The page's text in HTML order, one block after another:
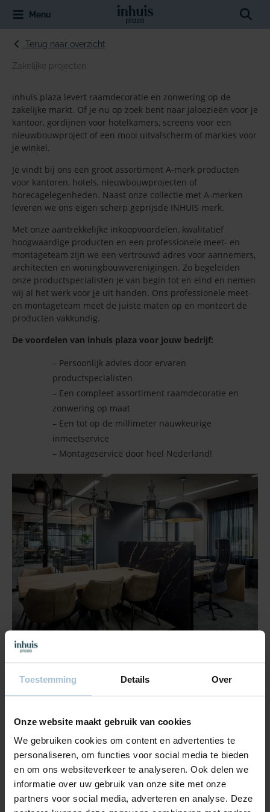
Toestemming Details Over
Onze website maakt gebruik van cookies
We gebruiken cookies om content en advertenties te
personaliseren, om functies voor social media te bieden
en om ons websiteverkeer te analyseren. Ook delen we
informatie over uw gebruik van onze site met onze
partners voor social media, adverteren en analyse. Deze
naar
inhoud
Menu
Terug naar overzicht
Zakelijke projecten
inhuis plaza levert raamdecoratie en zonwering op de
zakelijke markt. Of je nu op zoek bent naar jaloezieën voor je
kantoor, gordijnen voor hotelkamers, screens voor een
nieuwbouwproject of een mooi uitvalscherm of markies voor
je winkel.
Je vindt bij ons een groot assortiment A-merk producten
voor kantoren, hotels, nieuwbouwprojecten of
horecagelegenheden. Naast onze collectie met A-merken
leveren we ons eigen scherp geprijsde INHUIS merk.
Met onze aantrekkelijke inkoopvoordelen, kwalitatief
hoogwaardige producten en een professionele meet- en
montageteam zijn we een vertrouwd adres voor aannemers,
architecten en woningbouwverenigingen. Zo begeleiden
onze productspecialisten je van begin tot en eind en nemen
wij al het werk voor je uit handen. Ons professionele meet-
en montageteam meet de juiste maten op en monteert de
producten vakkundig.
De voordelen van inhuis plaza voor jouw bedrijf:
– Persoonlijk advies door ervaren
productspecialisten
– Een compleet assortiment raamdecoratie en
zonwering op maat
– Een tot op de millimeter nauwkeurige
inmeetservice
– Montageservice door heel Nederland!
Project voor bedrijfspand Dekbed Discounter